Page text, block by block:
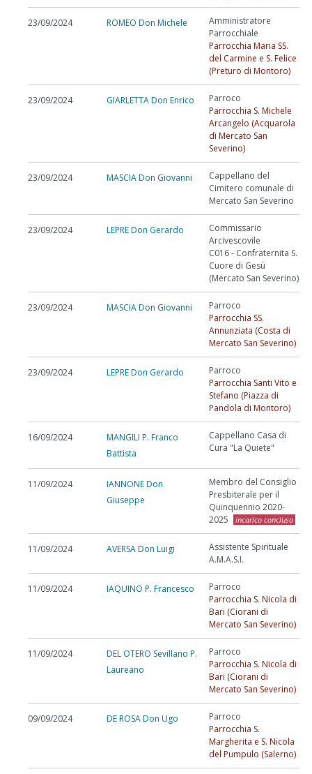
23/09/2024 ROMEO Don Michele
Amministratore
Parrocchiale
Parrocchia Maria SS.
del Carmine e S. Felice
(Preturo di Montoro)
23/09/2024 GIARLETTA Don Enrico
Parroco
Parrocchia S. Michele
Arcangelo (Acquarola
di Mercato San
Severino)
23/09/2024 MASCIA Don Giovanni
Cappellano del
Cimitero comunale di
Mercato San Severino ­
23/09/2024 LEPRE Don Gerardo
Commissario
Arcivescovile
C016 - Confraternita S.
Cuore di Gesù
(Mercato San Severino)
23/09/2024 MASCIA Don Giovanni
Parroco
Parrocchia SS.
Annunziata (Costa di
Mercato San Severino)
23/09/2024 LEPRE Don Gerardo
Parroco
Parrocchia Santi Vito e
Stefano (Piazza di
Pandola di Montoro)
16/09/2024
MANGILI P. Franco
Battista
Cappellano Casa di
Cura "La Quiete"
11/09/2024
IANNONE Don
Giuseppe
Membro del Consiglio
Presbiterale per il
Quinquennio 2020-
2025
incarico concluso
11/09/2024 AVERSA Don Luigi
Assistente Spirituale
A.M.A.S.I.
11/09/2024 IAQUINO P. Francesco
Parroco
Parrocchia S. Nicola di
Bari (Ciorani di
Mercato San Severino)
11/09/2024
DEL OTERO Sevillano P.
Laureano
Parroco
Parrocchia S. Nicola di
Bari (Ciorani di
Mercato San Severino)
09/09/2024 DE ROSA Don Ugo
Parroco
Parrocchia S.
Margherita e S. Nicola
del Pumpulo (Salerno)